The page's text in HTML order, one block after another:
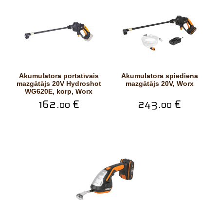
Akumulatora portatīvais
mazgātājs 20V Hydroshot
WG620E, korp, Worx
162.00 €
Akumulatora spiediena
mazgātājs 20V, Worx
243.00 €